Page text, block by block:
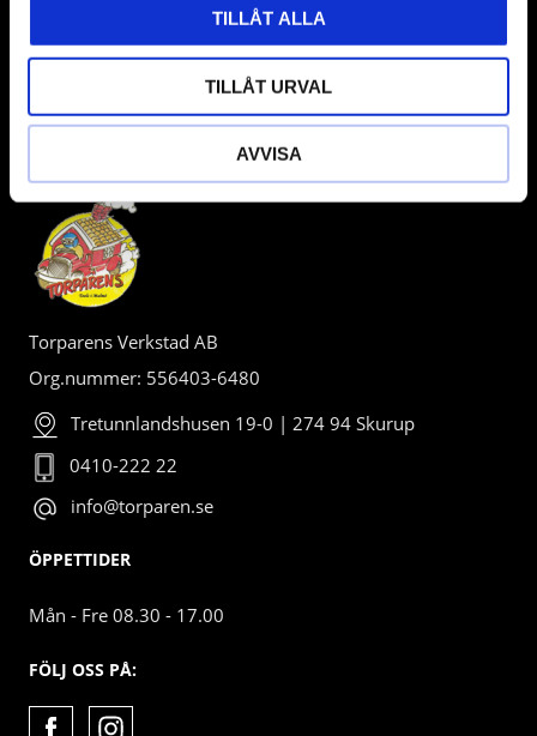
TILLÅT ALLA
TILLÅT URVAL
AVVISA
Torparens Verkstad AB
Org.nummer: 556403-6480
Tretunnlandshusen 19-0 | 274 94 Skurup
0410-222 22
info@torparen.se
ÖPPETTIDER
Mån - Fre 08.30 - 17.00
FÖLJ OSS PÅ: